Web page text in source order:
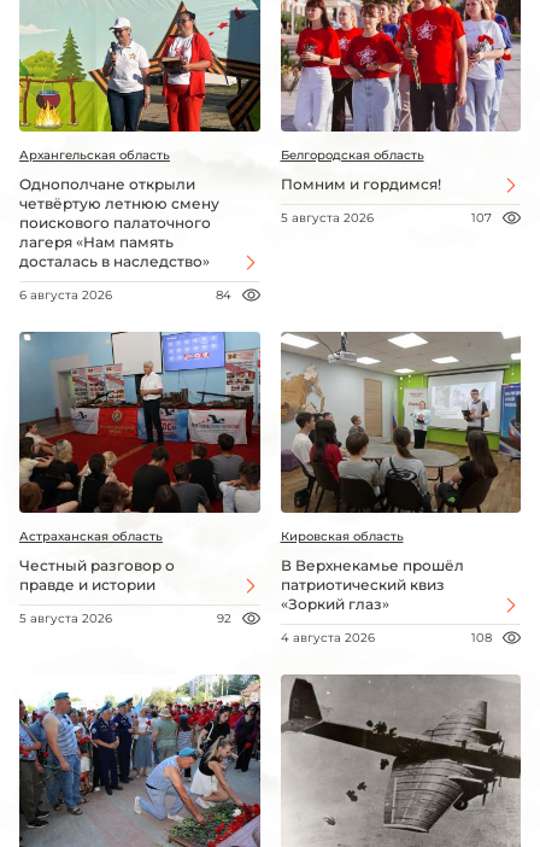
Архангельская область
Однополчане открыли
четвёртую летнюю смену
поискового палаточного
лагеря «Нам память
досталась в наследство»
6 августа 2026 84
Белгородская область
Помним и гордимся!
5 августа 2026 107
Астраханская область
Честный разговор о
правде и истории
5 августа 2026 92
Кировская область
В Верхнекамье прошёл
патриотический квиз
«Зоркий глаз»
4 августа 2026 108